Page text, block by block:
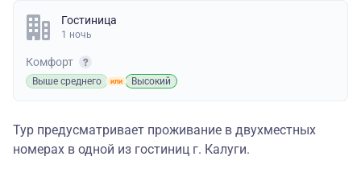
Гостиница
1 ночь
Комфорт
Выше среднего Высокий
Тур предусматривает проживание в двухместных
номерах в одной из гостиниц г. Калуги.